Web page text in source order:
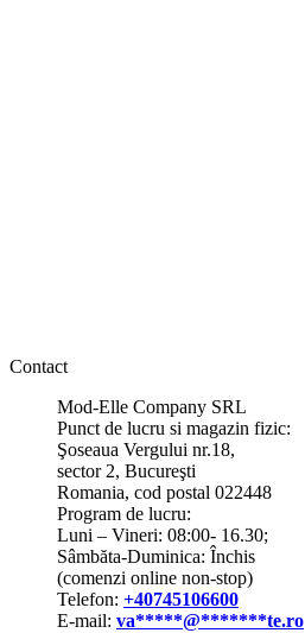
Contact
Mod-Elle Company SRL
Punct de lucru si magazin fizic:
Şoseaua Vergului nr.18,
sector 2, Bucureşti
Romania, cod postal 022448
Program de lucru:
Luni – Vineri: 08:00- 16.30;
Sâmbăta-Duminica: Închis
(comenzi online non-stop)
Telefon: +40745106600
E-mail: va*****@*******te.ro